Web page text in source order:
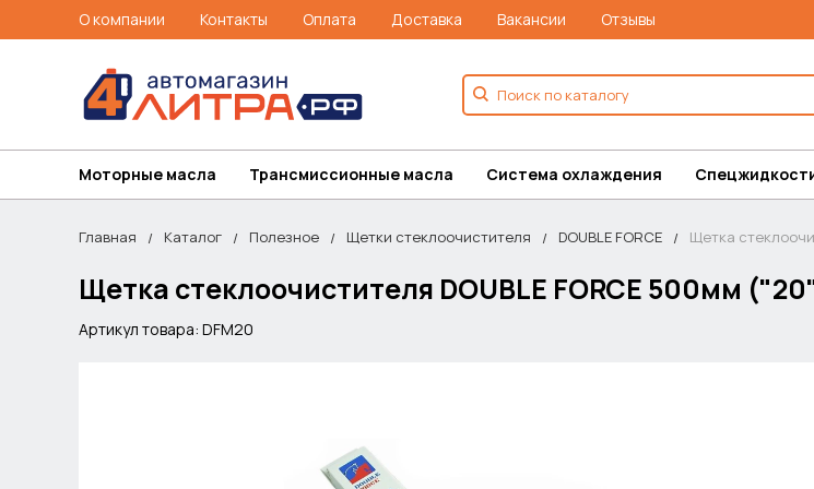
О компании Контакты Оплата Доставка Вакансии Отзывы
Моторные масла Трансмиссионные масла Система охлаждения
Главная Каталог Полезное Щетки стеклоочистителя DOUBLE FORCE Щетка
Щетка стеклоочистителя DOUBLE FORCE 500мм
Артикул товара: DFM20